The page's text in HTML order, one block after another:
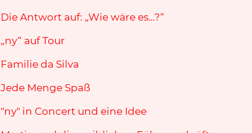
Die Antwort auf: „Wie wäre es…?“
„ny“ auf Tour
Familie da Silva
Jede Menge Spaß
"ny" in Concert und eine Idee